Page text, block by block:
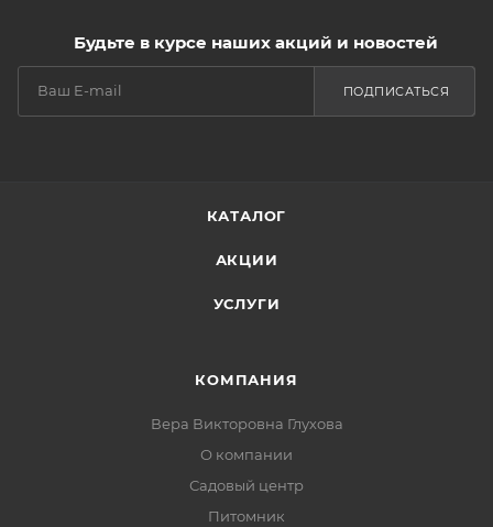
Будьте в курсе наших акций и новостей
ПОДПИСАТЬСЯ
КАТАЛОГ
АКЦИИ
УСЛУГИ
КОМПАНИЯ
Вера Викторовна Глухова
О компании
Садовый центр
Питомник